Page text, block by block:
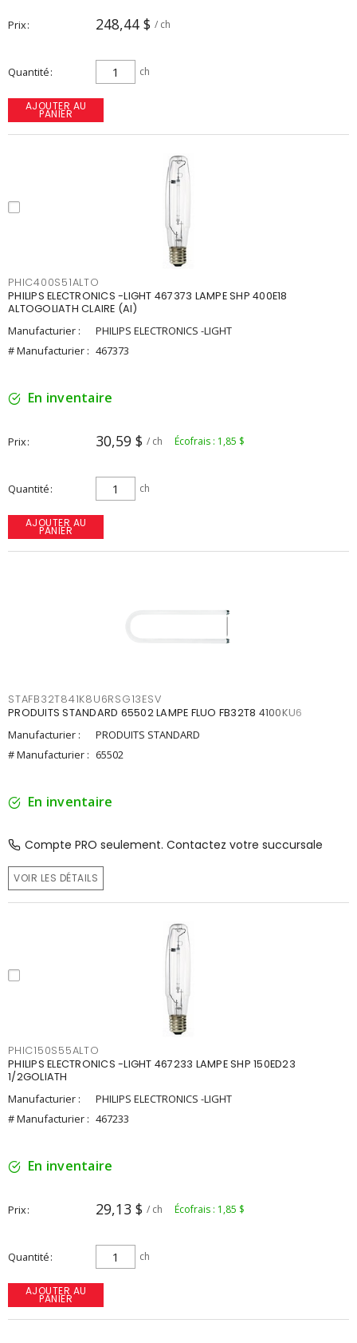
Prix 248,44 $ / ch
Quantité ch
AJOUTER AU
PANIER
PHIC400S51ALTO
PHILIPS ELECTRONICS -LIGHT 467373 LAMPE SHP 400E18
ALTOGOLIATH CLAIRE (AI)
Manufacturier :
PHILIPS ELECTRONICS -LIGHT
# Manufacturier : 467373
En inventaire
Prix 30,59 $ / ch Écofrais : 1,85 $
Quantité ch
AJOUTER AU
PANIER
STAFB32T841K8U6RSG13ESV
PRODUITS STANDARD 65502 LAMPE FLUO FB32T8 4100KU6
Manufacturier :
PRODUITS STANDARD
# Manufacturier : 65502
En inventaire
Compte PRO seulement. Contactez votre succursale
VOIR LES DÉTAILS
PHIC150S55ALTO
PHILIPS ELECTRONICS -LIGHT 467233 LAMPE SHP 150ED23
1/2GOLIATH
Manufacturier :
PHILIPS ELECTRONICS -LIGHT
# Manufacturier : 467233
En inventaire
Prix 29,13 $ / ch Écofrais : 1,85 $
Quantité ch
AJOUTER AU
PANIER